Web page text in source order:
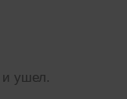
и ушел.